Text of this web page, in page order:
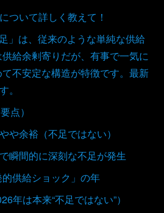
ついて詳しく教えて！
」は、従来のような単純な供給
給余剰寄りだが、有事で一気に
不安定な構造が特徴です。最新
。
点）
や余裕（不足ではない）
瞬間的に深刻な不足が発生
供給ショック」の年
年は本来“不足ではない”）